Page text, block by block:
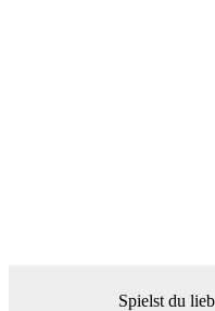
Spielst du